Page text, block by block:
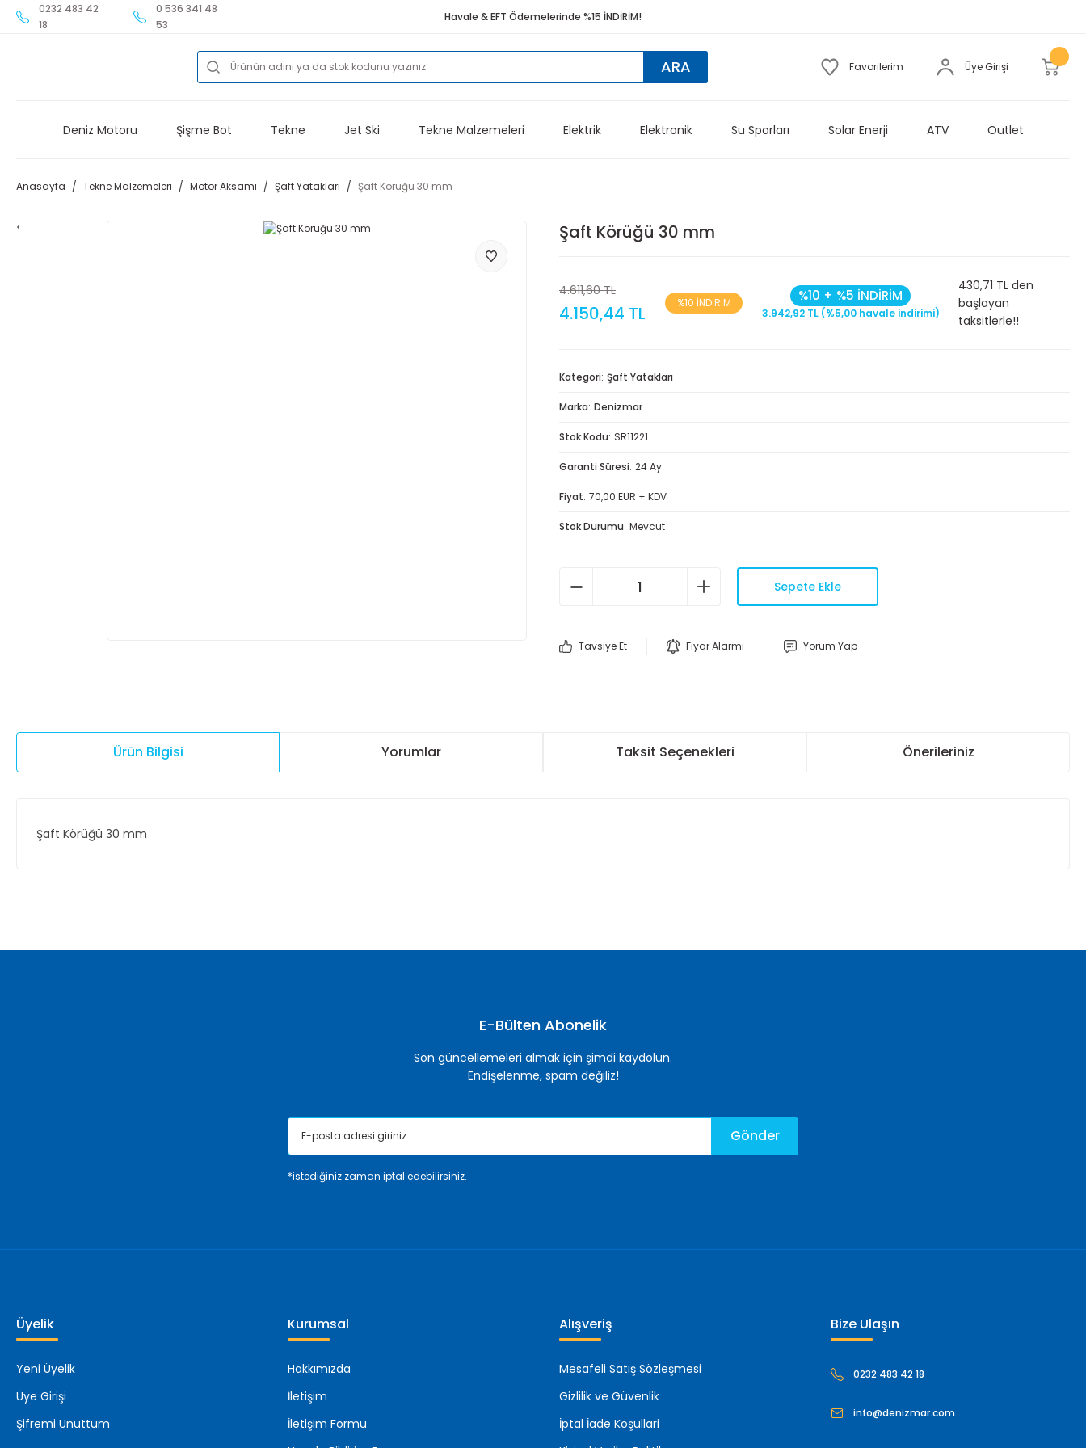
0232 483 42
18
0 536 341 48
53
Havale & EFT Ödemelerinde %15 İNDİRİM!
ARA Favorilerim Üye Girişi
Deniz Motoru Şişme Bot Tekne Jet Ski Tekne Malzemeleri Elektrik Elektronik Su Sporları Solar Enerji ATV Outlet
Anasayfa Tekne Malzemeleri Motor Aksamı Şaft Yatakları Şaft Körüğü 30 mm
< Şaft Körüğü 30 mm
4.611,60 TL
4.150,44 TL %10 İNDİRİM %10 + %5 İNDİRİM
3.942,92 TL (%5,00 havale indirimi)
430,71 TL den
başlayan
taksitlerle!!
Kategori Şaft Yatakları
Marka Denizmar
Stok Kodu SR11221
Garanti Süresi 24 Ay
Fiyat 70,00 EUR + KDV
Stok Durumu Mevcut
Sepete Ekle
Tavsiye Et Fiyar Alarmı Yorum Yap
Ürün Bilgisi Yorumlar Taksit Seçenekleri Önerileriniz
Şaft Körüğü 30 mm
E-Bülten Abonelik
Son güncellemeleri almak için şimdi kaydolun.
Endişelenme, spam değiliz!
Gönder
*istediğiniz zaman iptal edebilirsiniz.
Üyelik
Yeni Üyelik
Üye Girişi
Şifremi Unuttum
Kurumsal
Hakkımızda
İletişim
İletişim Formu
Alışveriş
Mesafeli Satış Sözleşmesi
Gizlilik ve Güvenlik
İptal İade Koşullari
Bize Ulaşın
0232 483 42 18
info@denizmar.com